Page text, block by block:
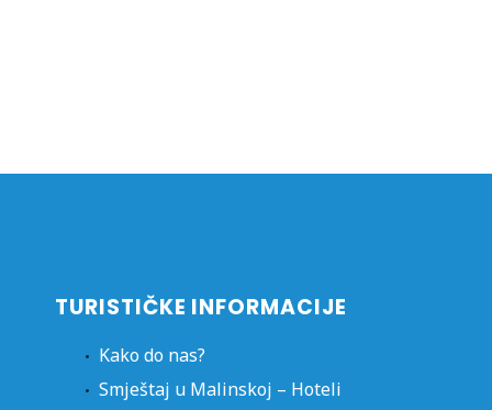
TURISTIČKE INFORMACIJE
Kako do nas?
Smještaj u Malinskoj – Hoteli